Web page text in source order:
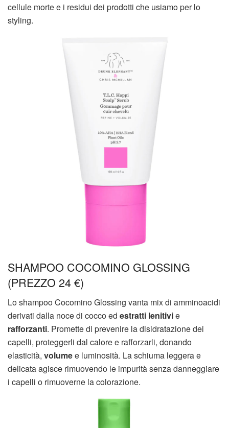
cellule morte e i residui dei prodotti che usiamo per lo
styling.
SHAMPOO COCOMINO GLOSSING ​​
(PREZZO 24 €)
Lo shampoo Cocomino Glossing vanta mix di amminoacidi
derivati dalla noce di cocco ed estratti lenitivie
rafforzanti. Promette di prevenire la disidratazione dei
capelli, proteggerli dal calore e rafforzarli, donando
elasticità, volumee luminosità. La schiuma leggera e
delicata agisce rimuovendo le impurità senza danneggiare
i capelli o rimuoverne la colorazione.